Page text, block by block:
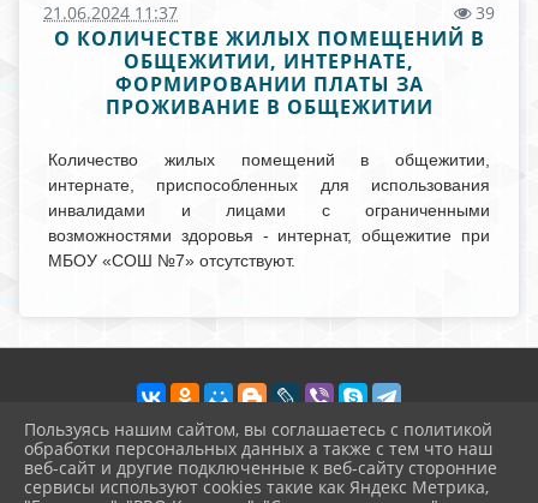
21.06.2024 11:37 39
О КОЛИЧЕСТВЕ ЖИЛЫХ ПОМЕЩЕНИЙ В
ОБЩЕЖИТИИ, ИНТЕРНАТЕ,
ФОРМИРОВАНИИ ПЛАТЫ ЗА
ПРОЖИВАНИЕ В ОБЩЕЖИТИИ
Количество жилых помещений в общежитии,
интернате, приспособленных для использования
инвалидами и лицами с ограниченными
возможностями здоровья - интернат, общежитие при
МБОУ «СОШ №7» отсутствуют.
2026 г. vvschool7.ru
Вход
Пользуясь нашим сайтом, вы соглашаетесь с политикой
обработки персональных данных а также с тем что наш
веб-сайт и другие подключенные к веб-сайту сторонние
сервисы используют cookies такие как Яндекс Метрика,